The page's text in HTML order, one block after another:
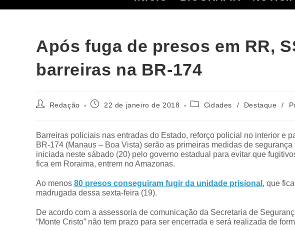
Após fuga de presos em RR,
barreiras na BR-174
Redação 22 de janeiro de 2018 Cidades / Destaque /
Barreiras policiais nas entradas do Estado, reforço policial no interior e
BR-174 (Manaus – Boa Vista) serão as primeiras medidas de segurança
iniciada neste sábado (20) pelo governo estadual para evitar que
fica em Roraima, entrem no Amazonas.
Ao menos 80 presos conseguiram fugir da unidade prisional , que
madrugada dessa sexta-feira (19).
De acordo com a assessoria de comunicação da Secretaria de
“Monte Cristo” não tem prazo para ser encerrada e será realizada de